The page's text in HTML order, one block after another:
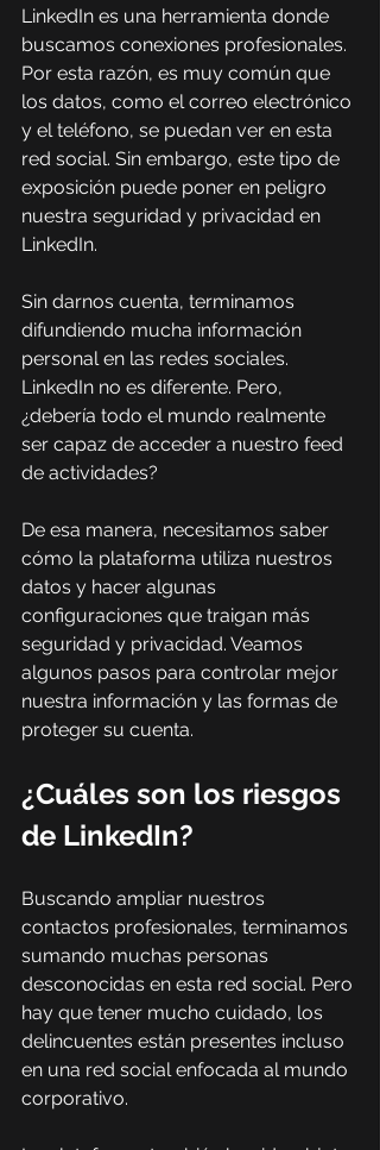
LinkedIn es una herramienta donde
buscamos conexiones profesionales.
Por esta razón, es muy común que
los datos, como el correo electrónico
y el teléfono, se puedan ver en esta
red social. Sin embargo, este tipo de
exposición puede poner en peligro
nuestra seguridad y privacidad en
LinkedIn.
Sin darnos cuenta, terminamos
difundiendo mucha información
personal en las redes sociales.
LinkedIn no es diferente. Pero,
¿debería todo el mundo realmente
ser capaz de acceder a nuestro feed
de actividades?
De esa manera, necesitamos saber
cómo la plataforma utiliza nuestros
datos y hacer algunas
configuraciones que traigan más
seguridad y privacidad. Veamos
algunos pasos para controlar mejor
nuestra información y las formas de
proteger su cuenta.
¿Cuáles son los riesgos
de LinkedIn?
Buscando ampliar nuestros
contactos profesionales, terminamos
sumando muchas personas
desconocidas en esta red social. Pero
hay que tener mucho cuidado, los
delincuentes están presentes incluso
en una red social enfocada al mundo
corporativo.